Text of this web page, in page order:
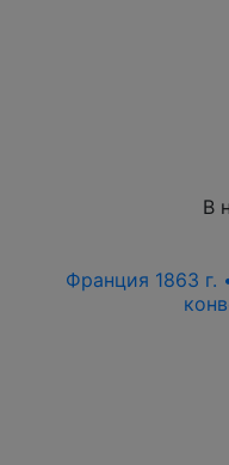
В
Франция 1863 г.